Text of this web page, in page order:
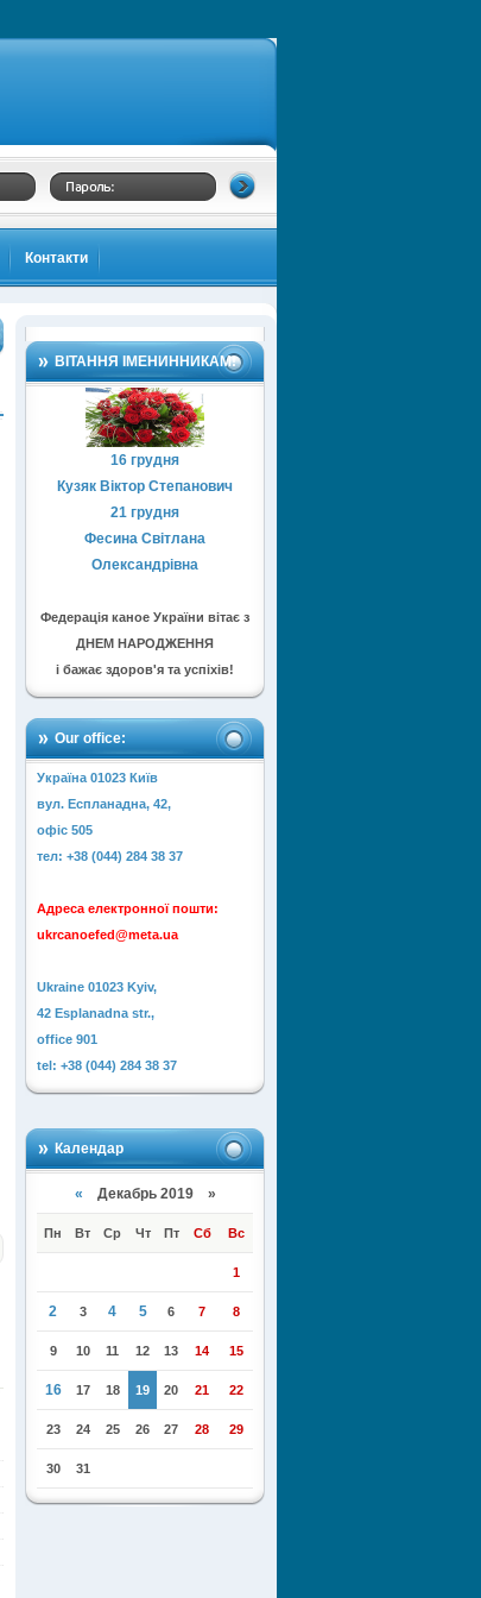
Контакти
ВІТАННЯ ІМЕНИННИКАМ!
16 грудня
Кузяк Віктор Степанович
21 грудня
Фесина Світлана
Олександрівна
Федерація каное України вітає з
ДНЕМ НАРОДЖЕННЯ
і бажає здоров'я та успіхів!
Our office:
Україна 01023 Київ
вул. Еспланадна, 42,
офіс 505
тел: +38 (044) 284 38 37
Адреса електронної пошти:
ukrcanoefed@meta.ua
Ukraine 01023 Kyiv,
42 Esplanadna str.,
office 901
tel: +38 (044) 284 38 37
Календар
« Декабрь 2019 »
Пн Вт Ср Чт Пт Сб Вс
1
2 3 4 5 6 7 8
9 10 11 12 13 14 15
16 17 18 19 20 21 22
23 24 25 26 27 28 29
30 31